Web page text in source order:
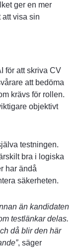
ger en mer
att visa sin
för att skriva CV
att bedöma
krävs för rollen.
objektivt
testningen.
bra i logiska
har ändå
säkerheten.
än kandidaten
testlänkar delas.
då blir den här
, säger